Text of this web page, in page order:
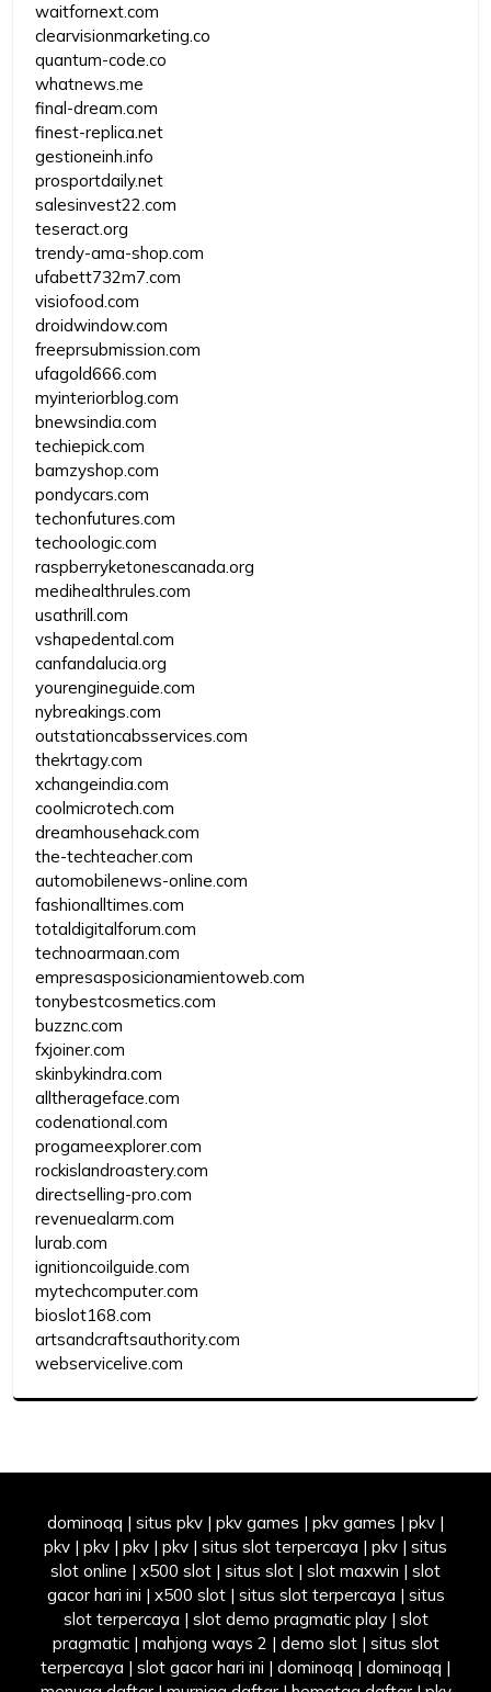
waitfornext.com
clearvisionmarketing.co
quantum-code.co
whatnews.me
final-dream.com
finest-replica.net
gestioneinh.info
prosportdaily.net
salesinvest22.com
teseract.org
trendy-ama-shop.com
ufabett732m7.com
visiofood.com
droidwindow.com
freeprsubmission.com
ufagold666.com
myinteriorblog.com
bnewsindia.com
techiepick.com
bamzyshop.com
pondycars.com
techonfutures.com
techoologic.com
raspberryketonescanada.org
medihealthrules.com
usathrill.com
vshapedental.com
canfandalucia.org
yourengineguide.com
nybreakings.com
outstationcabsservices.com
thekrtagy.com
xchangeindia.com
coolmicrotech.com
dreamhousehack.com
the-techteacher.com
automobilenews-online.com
fashionalltimes.com
totaldigitalforum.com
technoarmaan.com
empresasposicionamientoweb.com
tonybestcosmetics.com
buzznc.com
fxjoiner.com
skinbykindra.com
alltherageface.com
codenational.com
progameexplorer.com
rockislandroastery.com
directselling-pro.com
revenuealarm.com
lurab.com
ignitioncoilguide.com
mytechcomputer.com
bioslot168.com
artsandcraftsauthority.com
webservicelive.com
dominoqq | situs pkv | pkv games | pkv games | pkv |
pkv | pkv | pkv | pkv | situs slot terpercaya | pkv | situs
slot online | x500 slot | situs slot | slot maxwin | slot
gacor hari ini | x500 slot| situs slot terpercaya | situs
slot terpercaya | slot demo pragmatic play| slot
pragmatic| mahjong ways 2 | demo slot| situs slot
terpercaya | slot gacor hari ini | dominoqq | dominoqq |